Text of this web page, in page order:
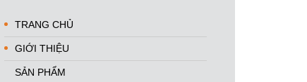
TRANG CHỦ
GIỚI THIỆU
SẢN PHẨM